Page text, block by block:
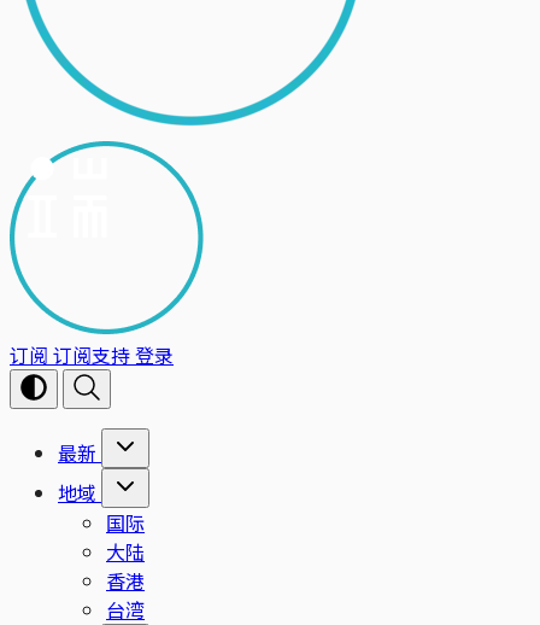
订阅 订阅支持登录
最新
地域
国际
大陆
香港
台湾